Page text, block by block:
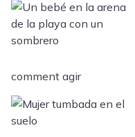
comment agir